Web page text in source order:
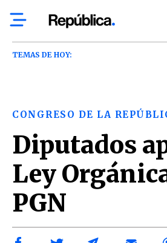
TEMAS DE HOY:
CONGRESO DE LA
Diputados
Ley
PGN